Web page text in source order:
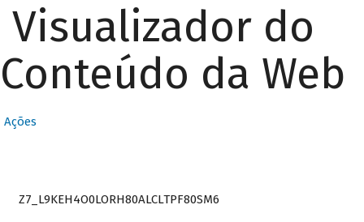
Visualizador do
Conteúdo da Web
Ações
Z7_L9KEH4O0LORH80ALCLTPF80SM6